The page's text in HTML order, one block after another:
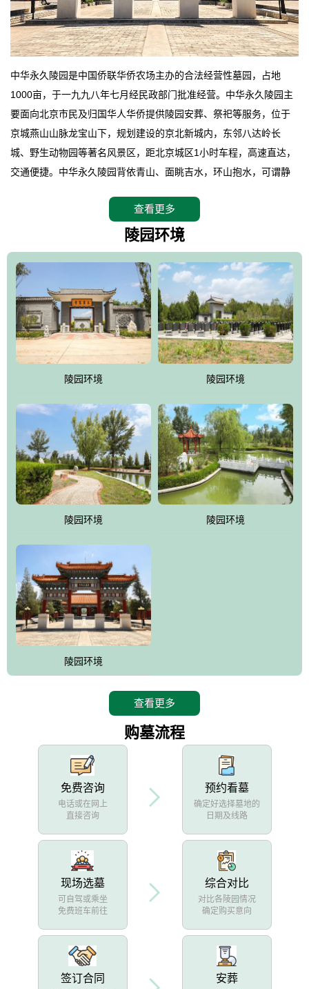
中华永久陵园是中国侨联华侨农场主办的合法经营性墓园，占地
1000亩，于一九九八年七月经民政部门批准经营。中华永久陵园主
要面向北京市民及归国华人华侨提供陵园安葬、祭祀等服务，位于
京城燕山山脉龙宝山下，规划建设的京北新城内，东邻八达岭长
城、野生动物园等著名风景区，距北京城区1小时车程，高速直达，
交通便捷。中华永久陵园背依青山、面眺吉水，环山抱水，可谓静
地。在总体设计上完全以中国传统文化作为前渠，由三条山脊环绕
而成，宛如一把太师椅，呈坐南朝北向，左青龙，右白虎，前朱
环绕挡住了外界的风吹，流动的生气遇到官厅的水又止住了，正好
符合山环水抱，藏风纳气的要求。中华永久陵园风景庄重典雅、气
势如宏，是华北地区最大的平川式墓园，陵园以皇家建筑风格为载
体吸取现代园林艺术之精华
查看更多
陵园环境
陵园环境 陵园环境
陵园环境 陵园环境
陵园环境
查看更多
购墓流程
免费咨询
电话或在网上
直接咨询
预约看墓
确定好选择墓地的
日期及线路
现场选墓
可自驾或乘坐
免费班车前往
综合对比
对比各陵园情况
确定购买意向
签订合同 安葬